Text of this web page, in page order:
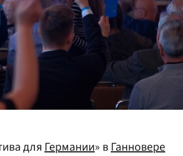
дляГермании» вГанновере